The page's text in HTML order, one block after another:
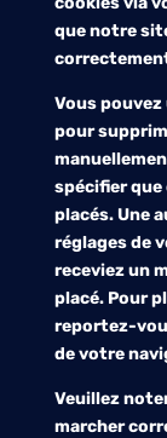
que notre
Vous
pour
spécifier
placés. Une
réglages de
receviez un
placé. Pour
reportez-
de votre
Veuillez
marcher